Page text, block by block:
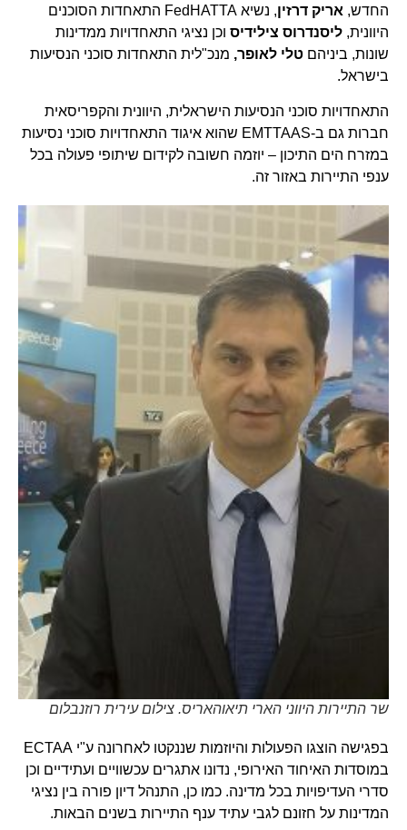
החדש, אריק דרזין
, נשיא FedHATTA התאחדות הסוכנים
היוונית, ליסנדרוס צילידיס וכן נציגי התאחדויות ממדינות
שונות, ביניהם טלי לאופר, מנכ"לית התאחדות סוכני הנסיעות
בישראל.
התאחדויות סוכני הנסיעות הישראלית, היוונית והקפריסאית
חברות גם ב-EMTTAAS שהוא איגוד התאחדויות סוכני נסיעות
במזרח הים התיכון – יוזמה חשובה לקידום שיתופי פעולה בכל
ענפי התיירות באזור זה.
שר התיירות היווני הארי תיאוהאריס. צילום עירית רוזנבלום
בפגישה הוצגו הפעולות והיוזמות שננקטו לאחרונה ע"י ECTAA
במוסדות האיחוד האירופי, נדונו אתגרים עכשוויים ועתידיים וכן
סדרי העדיפויות בכל מדינה. כמו כן, התנהל דיון פורה בין נציגי
המדינות על חזונם לגבי עתיד ענף התיירות בשנים הבאות.